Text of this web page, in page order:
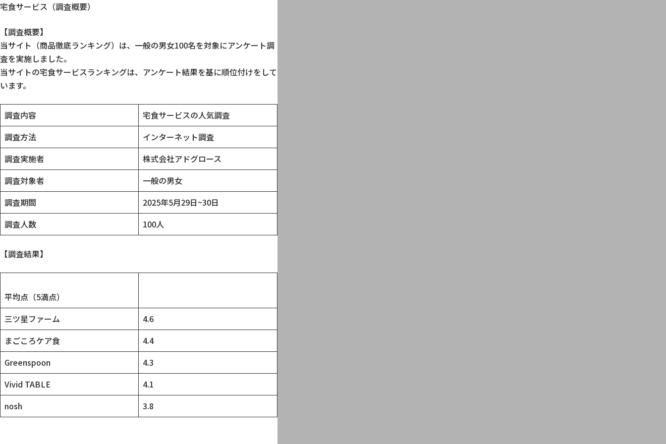
宅食サービス（調査概要）
【調査概要】
当サイト（商品徹底ランキング）は、一般の男女100名を対象にアンケート調
査を実施しました。
当サイトの宅食サービスランキングは、アンケート結果を基に順位付けをして
います。
調査内容
宅食サービスの人気調査
調査方法
インターネット調査
調査実施者
株式会社アドグロース
調査対象者
一般の男女
調査期間
2025年5月29日~30日
調査人数
100人
【調査結果】
平均点（5満点）
三ツ星ファーム
4.6
まごころケア食
4.4
Greenspoon
4.3
Vivid TABLE
4.1
nosh
3.8